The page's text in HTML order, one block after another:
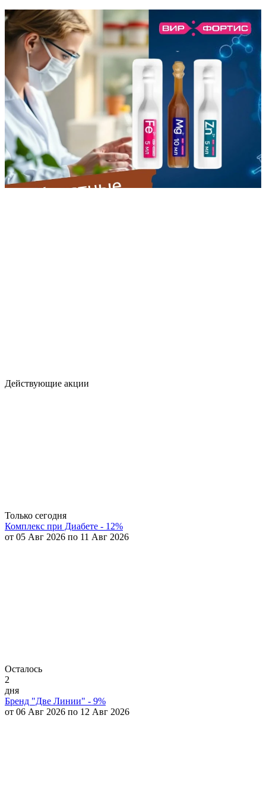
Действующие акции
Только сегодня
Комплекс при Диабете - 12%
от 05 Авг 2026 по 11 Авг 2026
Осталось
2
дня
Бренд "Две Линии" - 9%
от 06 Авг 2026 по 12 Авг 2026